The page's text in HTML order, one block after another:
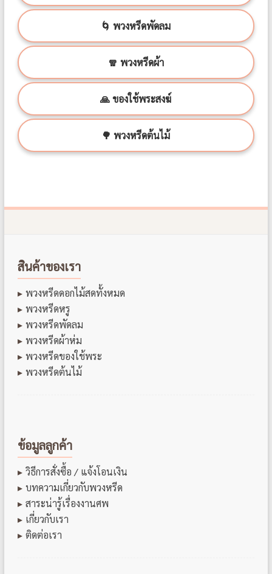
🌀 พวงหรีดพัดลม
🧣 พวงหรีดผ้า
🙏 ของใช้พระสงฆ์
🌳 พวงหรีดต้นไม้
สินค้าของเรา
พวงหรีดดอกไม้สดทั้งหมด
พวงหรีดหรู
พวงหรีดพัดลม
พวงหรีดผ้าห่ม
พวงหรีดของใช้พระ
พวงหรีดต้นไม้
ข้อมูลลูกค้า
วิธีการสั่งซื้อ / แจ้งโอนเงิน
บทความเกี่ยวกับพวงหรีด
สาระน่ารู้เรื่องงานศพ
เกี่ยวกับเรา
ติดต่อเรา